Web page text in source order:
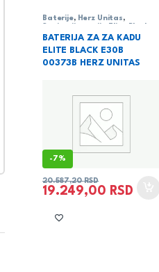
Baterije, Herz Unitas,
BATERIJA ZA ZA KADU
ELITE BLACK E30B
00373B HERZ UNITAS
-7%
19.249,00 RSD
20.587,20RSD